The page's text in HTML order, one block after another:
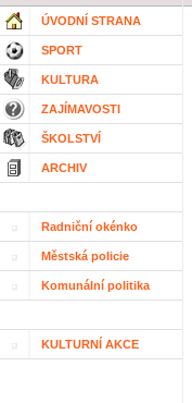
ÚVODNÍ STRANA
SPORT
KULTURA
ZAJÍMAVOSTI
ŠKOLSTVÍ
ARCHIV
Radniční okénko
Městská policie
Komunální politika
KULTURNÍ AKCE